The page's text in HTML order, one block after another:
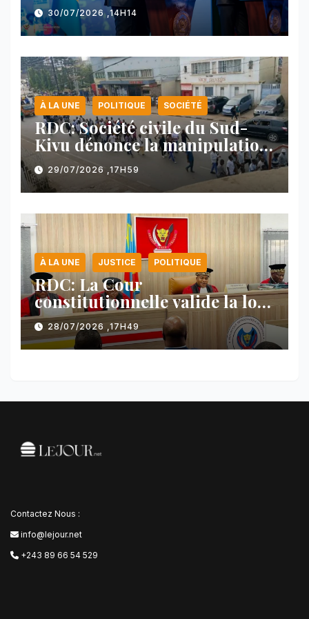
majeure et maintient sa ligne
face au Rwanda
30/07/2026 ,14H14
À LA UNE POLITIQUE SOCIÉTÉ
RDC: Société civile du Sud-
Kivu dénonce la manipulation
des manifestations par
l’AFC/M23
29/07/2026 ,17H59
À LA UNE JUSTICE POLITIQUE
RDC: La Cour
constitutionnelle valide la loi
référendaire sous réserves de
plusieurs dispositions
28/07/2026 ,17H49
Contactez Nous :
info@lejour.net
+243 89 66 54 529